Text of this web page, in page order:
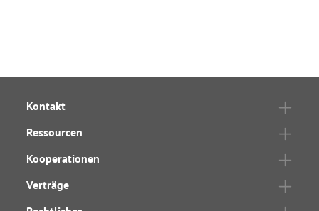
Kontakt
Ressourcen
Kooperationen
Verträge